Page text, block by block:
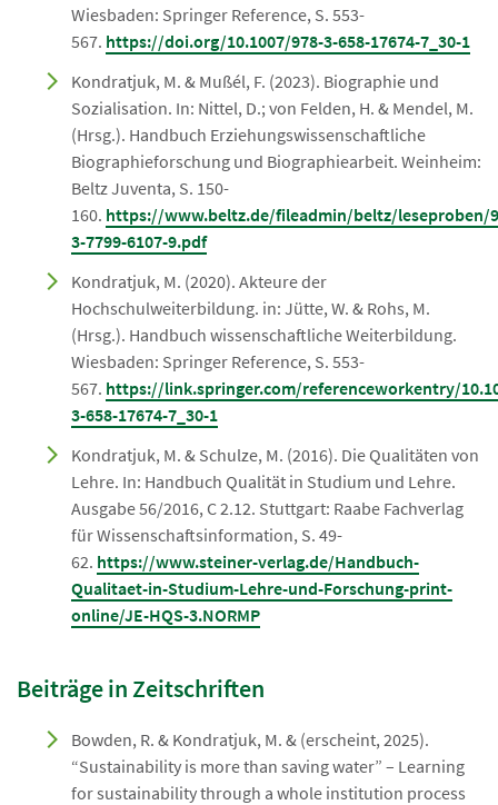
Wiesbaden: Springer Reference, S. 553-
567. https://doi.org/10.1007/978-3-658-17674-7_30-1
Kondratjuk, M. & Mußél, F. (2023). Biographie und
Sozialisation. In: Nittel, D.; von Felden, H. & Mendel, M.
(Hrsg.). Handbuch Erziehungswissenschaftliche
Biographieforschung und Biographiearbeit. Weinheim:
Beltz Juventa, S. 150-
160. https://www.beltz.de/fileadmin/beltz/leseproben/
3-7799-6107-9.pdf
Kondratjuk, M. (2020). Akteure der
Hochschulweiterbildung. in: Jütte, W. & Rohs, M.
(Hrsg.). Handbuch wissenschaftliche Weiterbildung.
Wiesbaden: Springer Reference, S. 553-
567. https://link.springer.com/referenceworkentry/
3-658-17674-7_30-1
Kondratjuk, M. & Schulze, M. (2016). Die Qualitäten von
Lehre. In: Handbuch Qualität in Studium und Lehre.
Ausgabe 56/2016, C 2.12. Stuttgart: Raabe Fachverlag
für Wissenschaftsinformation, S. 49-
62. https://www.steiner-verlag.de/Handbuch-
Qualitaet-in-Studium-Lehre-und-Forschung-print-
online/JE-HQS-3.NORMP
Beiträge in Zeitschriften
Bowden, R. & Kondratjuk, M. & (erscheint, 2025).
“Sustainability is more than saving water” – Learning
for sustainability through a whole institution process